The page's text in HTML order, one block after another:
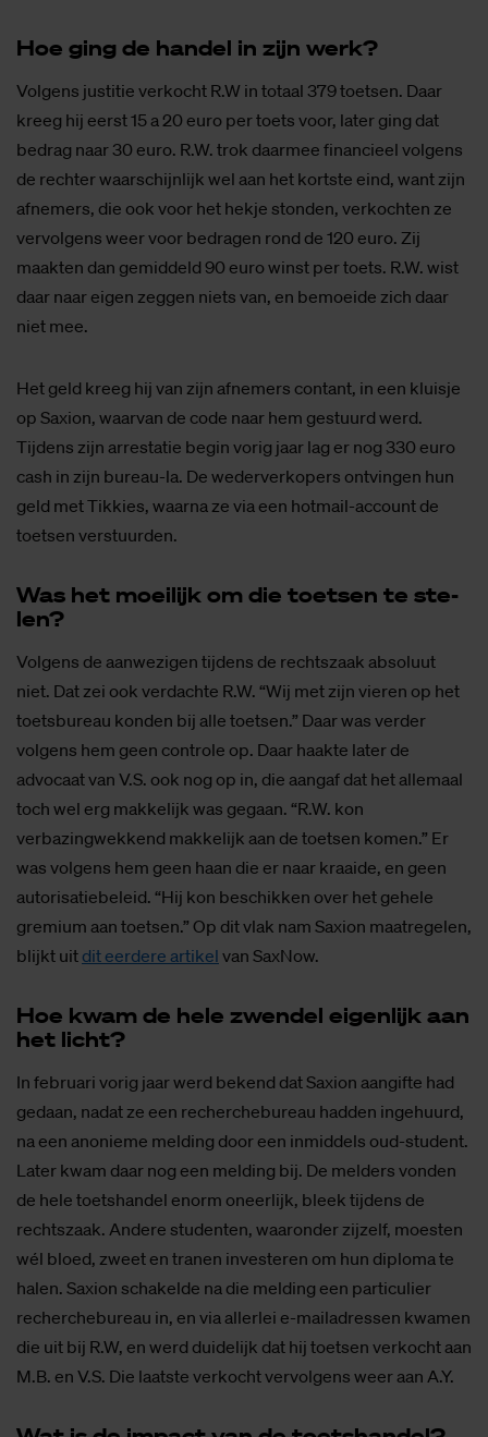
Hoe ging de han­del in zijn werk?
Volgens justitie verkocht R.W in totaal 379 toetsen. Daar
kreeg hij eerst 15 a 20 euro per toets voor, later ging dat
bedrag naar 30 euro. R.W. trok daarmee financieel volgens
de rechter waarschijnlijk wel aan het kortste eind, want zijn
afnemers, die ook voor het hekje stonden, verkochten ze
vervolgens weer voor bedragen rond de 120 euro. Zij
maakten dan gemiddeld 90 euro winst per toets. R.W. wist
daar naar eigen zeggen niets van, en bemoeide zich daar
niet mee.
Het geld kreeg hij van zijn afnemers contant, in een kluisje
op Saxion, waarvan de code naar hem gestuurd werd.
Tijdens zijn arrestatie begin vorig jaar lag er nog 330 euro
cash in zijn bureau-la. De wederverkopers ontvingen hun
geld met Tikkies, waarna ze via een hotmail-account de
toetsen verstuurden.
Was het moei­lijk om die toet­sen te ste­
len?
Volgens de aanwezigen tijdens de rechtszaak absoluut
niet. Dat zei ook verdachte R.W. “Wij met zijn vieren op het
toetsbureau konden bij alle toetsen.” Daar was verder
volgens hem geen controle op. Daar haakte later de
advocaat van V.S. ook nog op in, die aangaf dat het allemaal
toch wel erg makkelijk was gegaan. “R.W. kon
verbazingwekkend makkelijk aan de toetsen komen.” Er
was volgens hem geen haan die er naar kraaide, en geen
autorisatiebeleid. “Hij kon beschikken over het gehele
gremium aan toetsen.” Op dit vlak nam Saxion maatregelen,
blijkt uit dit eerdere artikel van SaxNow.
Hoe kwam de hele zwen­del ei­gen­lijk aan
het licht?
In februari vorig jaar werd bekend dat Saxion aangifte had
gedaan, nadat ze een recherchebureau hadden ingehuurd,
na een anonieme melding door een inmiddels oud-student.
Later kwam daar nog een melding bij. De melders vonden
de hele toetshandel enorm oneerlijk, bleek tijdens de
rechtszaak. Andere studenten, waaronder zijzelf, moesten
wél bloed, zweet en tranen investeren om hun diploma te
halen. Saxion schakelde na die melding een particulier
recherchebureau in, en via allerlei e-mailadressen kwamen
die uit bij R.W, en werd duidelijk dat hij toetsen verkocht aan
M.B. en V.S. Die laatste verkocht vervolgens weer aan A.Y.